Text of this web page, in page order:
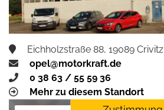
Eichholzstraße 88, 19089 Crivitz
opel@motorkraft.de
0 38 63 / 55 59 36
Mehr zu diesem Standort